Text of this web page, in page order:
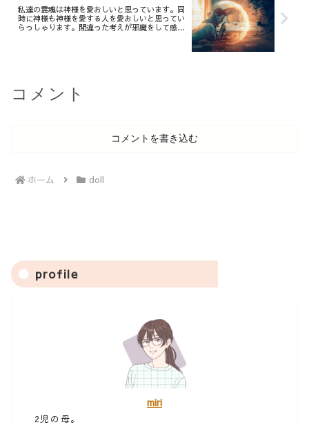
私達の霊魂は神様を愛おしいと思っています。同
時に神様も神様を愛する人を愛おしいと思ってい
らっしゃります。間違った考えが邪魔をして感じ
コメント
コメントを書き込む
ホーム doll
profile
miri
2児の母。